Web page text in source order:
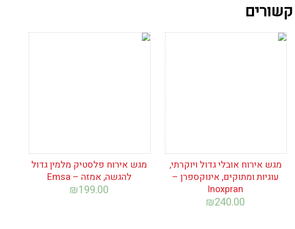
מגש אירוח אובלי גדול ויוקרתי,
עוגיות ומתוקים, אינוקספרן –
Inoxpran
₪240.00
מגש אירוח פלסטיק מלמין גדול
להגשה, אמזה – Emsa
₪199.00